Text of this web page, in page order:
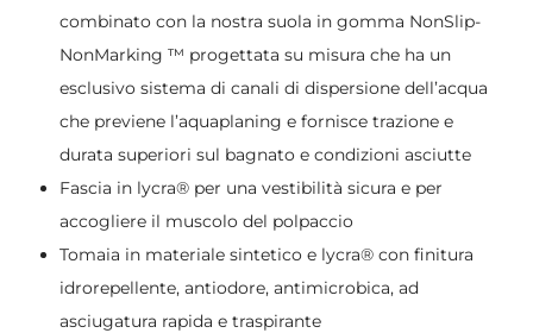
combinato con la nostra suola in gomma NonSlip-
NonMarking ™ progettata su misura che ha un
esclusivo sistema di canali di dispersione dell’acqua
che previene l’aquaplaning e fornisce trazione e
durata superiori sul bagnato e condizioni asciutte
Fascia in lycra® per una vestibilità sicura e per
accogliere il muscolo del polpaccio
Tomaia in materiale sintetico e lycra® con finitura
idrorepellente, antiodore, antimicrobica, ad
asciugatura rapida e traspirante